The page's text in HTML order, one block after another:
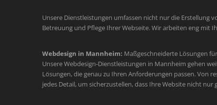
Unsere Dienstleistungen umfassen nicht nur die Erstellung
Betreuung und Pflege Ihrer Webseite. Wir arbeiten eng mit
Webdesign in Mannheim: Maßgeschneiderte Lösungen
Unsere Webdesign-Dienstleistungen in Mannheim gehen
Lösungen, die genau zu Ihren Anforderungen passen. Von
jedes Detail, um sicherzustellen, dass Ihre Website nicht